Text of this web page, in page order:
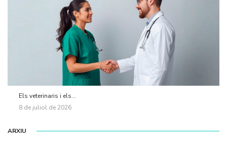
Els veterinaris i els...
8 de juliol de 2026
ARXIU